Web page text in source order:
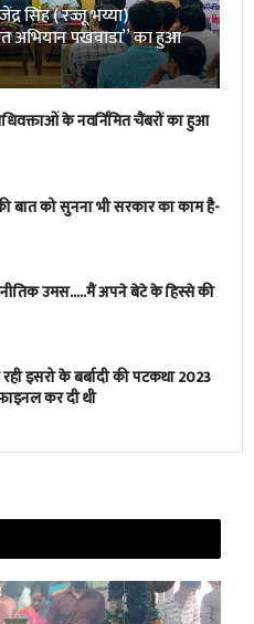
सिंह ( रज्जू भय्या)
अभियान पखवाडा” का हुआ
के नवर्निमित चैंबरों का हुआ
बात को सुनना भी सरकार का काम है-
उमस…..मैं अपने बेटे के हिस्से की
इसरो के बर्बादी की पटकथा 2023
कर दी थी